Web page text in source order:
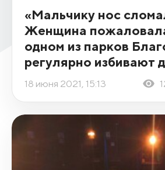
«Мальчику нос
Женщина
одном из парков
регулярно избивают
18 июня 2021, 15:13